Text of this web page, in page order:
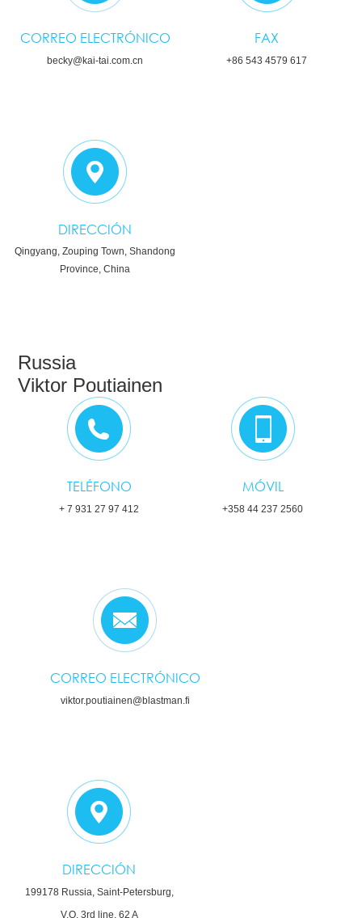
CORREO ELECTRÓNICO
becky@kai-tai.com.cn
FAX
+86 543 4579 617
DIRECCIÓN
Qingyang, Zouping Town, Shandong
Province, China
Russia
Viktor Poutiainen
TELÉFONO
+ 7 931 27 97 412
MÓVIL
+358 44 237 2560
CORREO ELECTRÓNICO
viktor.poutiainen@blastman.fi
DIRECCIÓN
199178 Russia, Saint-Petersburg,
V.O. 3rd line, 62 A